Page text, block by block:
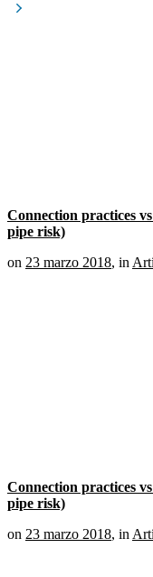
Connection practices
pipe risk)
on 23 marzo 2018, in
Connection practices
pipe risk)
on 23 marzo 2018, in